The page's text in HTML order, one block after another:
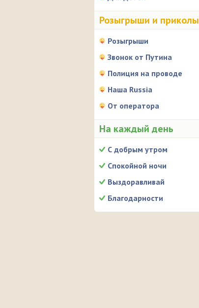
Розыгрыши и приколы
Розыгрыши
Звонок от Путина
Полиция на проводе
Наша Russia
От оператора
На каждый день
С добрым утром
Спокойной ночи
Выздоравливай
Благодарности